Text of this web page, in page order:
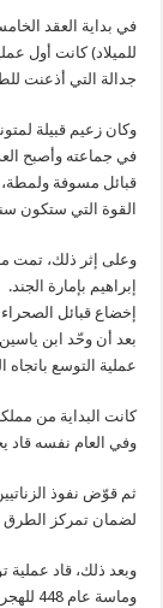
في بداية العقد
جدالة التي أذعنت للطاعة
وكان زعيم قبيلة
قبائل مسوفة
القوة التي ستكون
وعلى إثر ذلك، تمت
إبراهيم بإمارة الجند.
إخضاع قبائل الصحراء
بعد أن وحّد ابن
عملية التوسع
وفي العام نفسه قاد
ثم قوّض نفوذ
لضمان تمركز الطرق
وبعد ذلك، قاد عملية